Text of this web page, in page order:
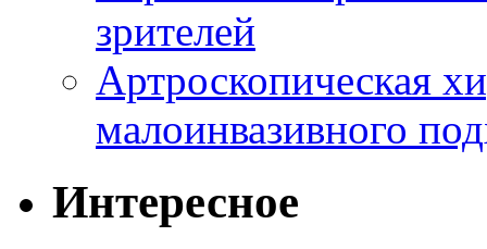
зрителей
Артроскопическая
малоинвазивного
Интересное